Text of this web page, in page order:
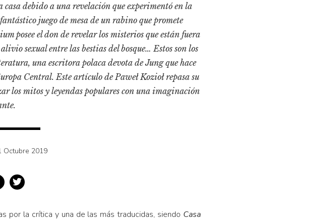
debido a una revelación que experimentó en la
juego de mesa de un rabino que promete
posee el don de revelar los misterios que están fuera
sexual entre las bestias del bosque… Estos son los
una escritora polaca devota de Jung que hace
Central. Este artículo de Paweł Kozioł repasa su
los mitos y leyendas populares con una imaginación
Octubre 2019
por la crítica y una de las más traducidas, siendo Casa